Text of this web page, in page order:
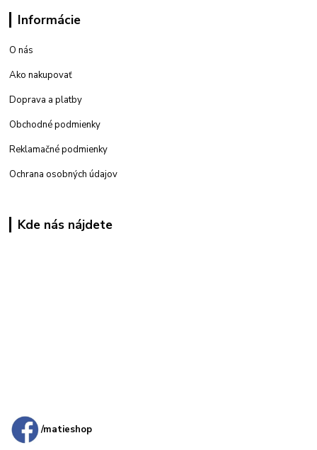
Informácie
O nás
Ako nakupovať
Doprava a platby
Obchodné podmienky
Reklamačné podmienky
Ochrana osobných údajov
Kde nás nájdete
/matieshop